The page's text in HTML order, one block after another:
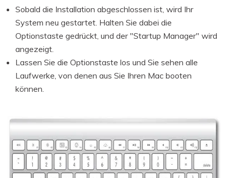
Sobald die Installation abgeschlossen ist, wird Ihr
System neu gestartet. Halten Sie dabei die
Optionstaste gedrückt, und der "Startup Manager" wird
angezeigt.
Lassen Sie die Optionstaste los und Sie sehen alle
Laufwerke, von denen aus Sie Ihren Mac booten
können.